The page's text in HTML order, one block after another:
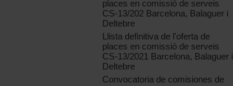
places en comissió de serveis
CS-13/202 Barcelona, Balaguer i
Deltebre
Llista definitiva de l'oferta de
places en comissió de serveis
CS-13/2021 Barcelona, Balaguer i
Deltebre
Convocatoria de comisiones de